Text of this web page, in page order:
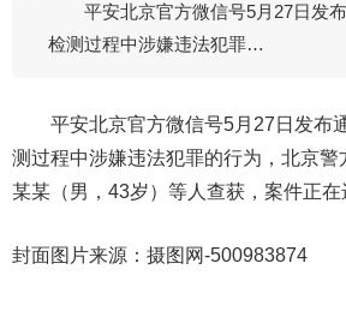
平安北京官方微信号5月27日发布
检测过程中涉嫌违法犯罪…
平安北京官方微信号5月27日发布通
测过程中涉嫌违法犯罪的行为，北京警
某某（男，43岁）等人查获，案件正在
封面图片来源：摄图网-500983874